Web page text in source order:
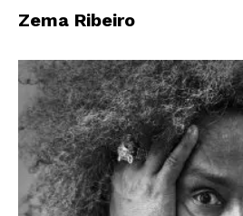
Zema Ribeiro